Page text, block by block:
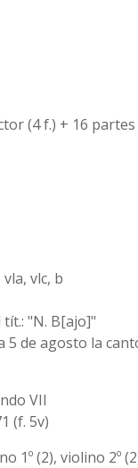
(4 f.) + 16 partes
vlc, b
tít.: "N. B[ajo]"
5 de agosto la
VII
(f. 5v)
1º (2), violino 2º